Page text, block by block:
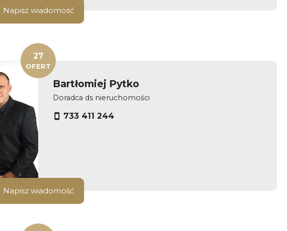
Napisz wiadomość
Bartłomiej Pytko
Doradca ds nieruchomości
733 411 244
27
OFERT
Napisz wiadomość